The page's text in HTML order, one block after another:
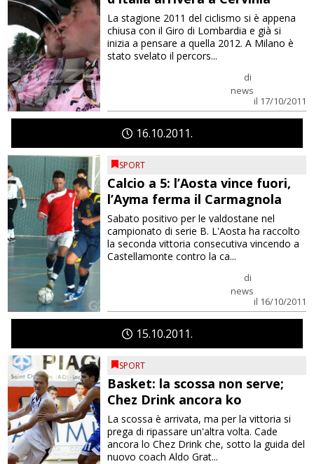
di
news
il 17/10/2011
La stagione 2011 del ciclismo si è appena
chiusa con il Giro di Lombardia e già si
inizia a pensare a quella 2012. A Milano è
stato svelato il percors...
16 10 2011
SPORT
Calcio a 5: l’Aosta vince fuori,
l’Ayma ferma il Carmagnola
di
news
il 16/10/2011
Sabato positivo per le valdostane nel
campionato di serie B. L'Aosta ha raccolto
la seconda vittoria consecutiva vincendo a
Castellamonte contro la ca...
15 10 2011
SPORT
Basket: la scossa non serve;
Chez Drink ancora ko
La scossa è arrivata, ma per la vittoria si
prega di ripassare un'altra volta. Cade
ancora lo Chez Drink che, sotto la guida del
nuovo coach Aldo Grat...